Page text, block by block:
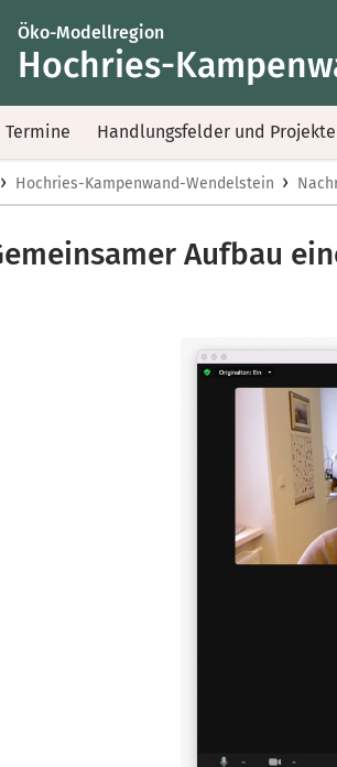
Öko-Modellregion
Hochries-
Termine Handlungsfelder und Projekte
› Hochries-Kampenwand-Wendelstein ›
Aufbau